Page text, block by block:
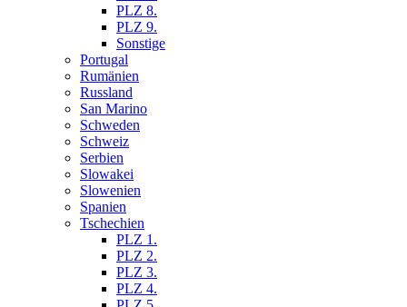
PLZ 8.
PLZ 9.
Sonstige
Portugal
Rumänien
Russland
San Marino
Schweden
Schweiz
Serbien
Slowakei
Slowenien
Spanien
Tschechien
PLZ 1.
PLZ 2.
PLZ 3.
PLZ 4.